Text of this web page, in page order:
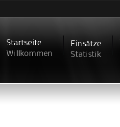
Startseite
Willkommen
Einsätze
Statistik